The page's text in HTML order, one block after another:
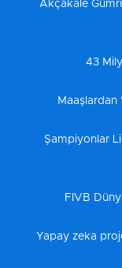
Akçakale
43
Şampiyonlar
FIVB
Yapay zeka